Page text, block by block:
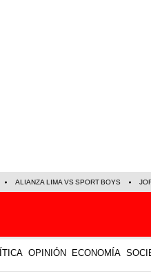
ALIANZA LIMA VS SPORT BOYS
OPINIÓN ECONOMÍA